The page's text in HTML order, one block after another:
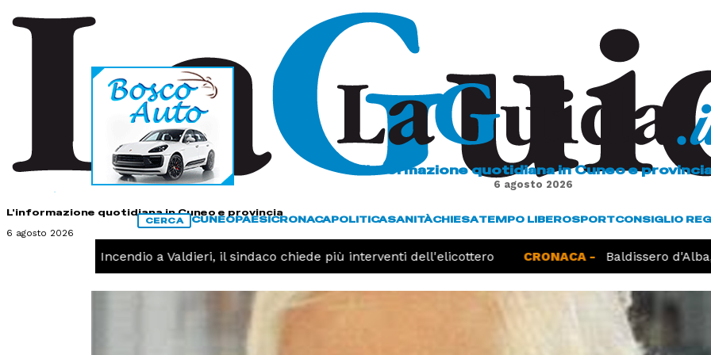
L'informazione quotidiana in Cuneo e provincia
6 agosto 2026
L'informazione quotidiana in Cuneo e
6 agosto 2026
CERCA CUNEOPAESICRONACAPOLITICASANITÀCHIESATEMPO LIBEROSPORTCONSIGLIO
Incendio a Valdieri, il sindaco chiede più interventi dell'elicottero CRONACA - Baldissero d'Alba,